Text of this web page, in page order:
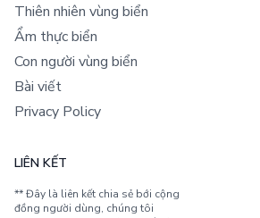
Thiên nhiên vùng biển
Ẩm thực biển
Con người vùng biển
Bài viết
Privacy Policy
LIÊN KẾT
** Đây là liên kết chia sẻ bới cộng
đồng người dùng, chúng tôi